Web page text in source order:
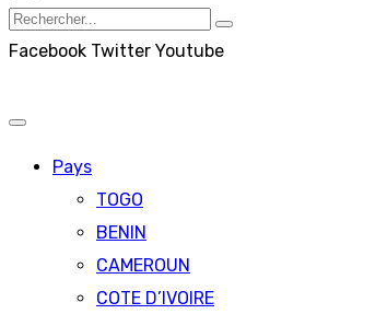
Facebook Twitter Youtube
Pays
TOGO
BENIN
CAMEROUN
COTE D’IVOIRE